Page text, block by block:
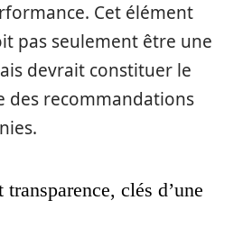
Cet élément
pas seulement être une
devrait constituer le
des recommandations
clés d’une